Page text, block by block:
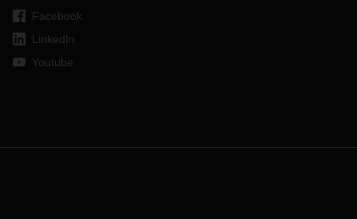
Facebook
LinkedIn
Youtube